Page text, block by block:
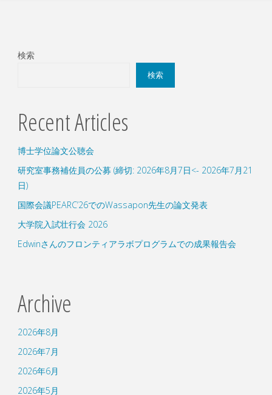
検索
検索
Recent Articles
博士学位論文公聴会
研究室事務補佐員の公募 (締切: 2026年8月7日<- 2026年7月21
日)
国際会議PEARC’26でのWassapon先生の論文発表
大学院入試壮行会 2026
Edwinさんのフロンティアラボプログラムでの成果報告会
Archive
2026年8月
2026年7月
2026年6月
2026年5月